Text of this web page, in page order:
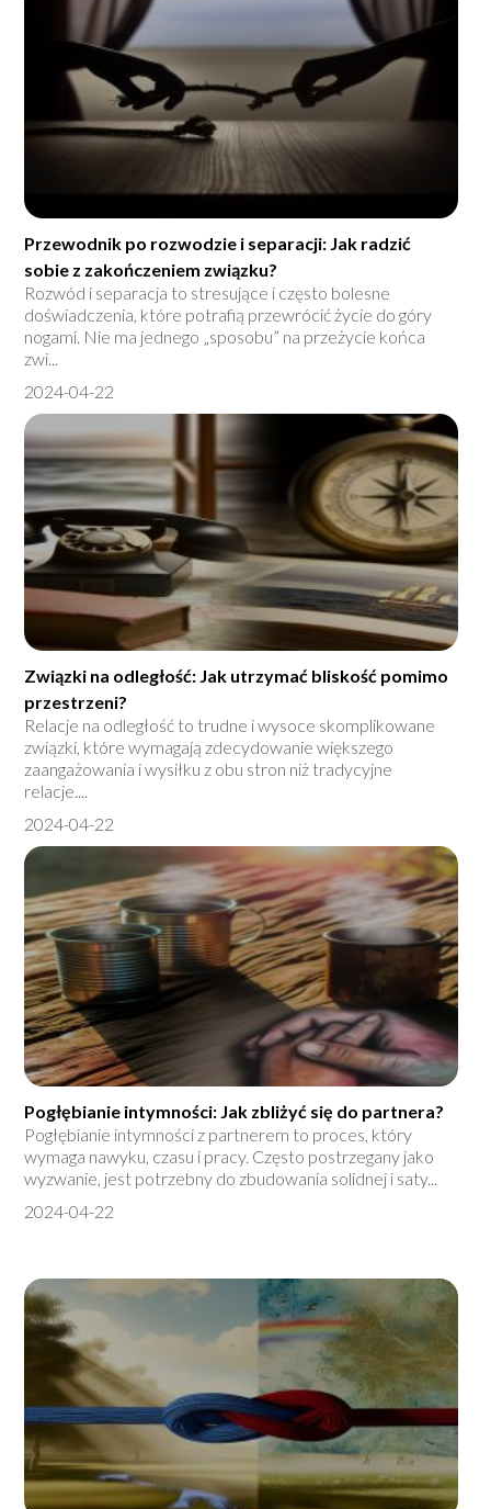
Przewodnik po rozwodzie i separacji: Jak radzić
sobie z zakończeniem związku?
Rozwód i separacja to stresujące i często bolesne
doświadczenia, które potrafią przewrócić życie do góry
nogami. Nie ma jednego „sposobu” na przeżycie końca
zwi...
2024-04-22
Związki na odległość: Jak utrzymać bliskość pomimo
przestrzeni?
Relacje na odległość to trudne i wysoce skomplikowane
związki, które wymagają zdecydowanie większego
zaangażowania i wysiłku z obu stron niż tradycyjne
relacje....
2024-04-22
Pogłębianie intymności: Jak zbliżyć się do partnera?
Pogłębianie intymności z partnerem to proces, który
wymaga nawyku, czasu i pracy. Często postrzegany jako
wyzwanie, jest potrzebny do zbudowania solidnej i saty...
2024-04-22